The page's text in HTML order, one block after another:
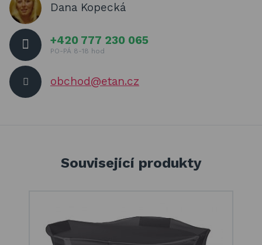
Dana Kopecká
+420 777 230 065
PO-PÁ 8-18 hod
obchod@etan.cz
Související produkty